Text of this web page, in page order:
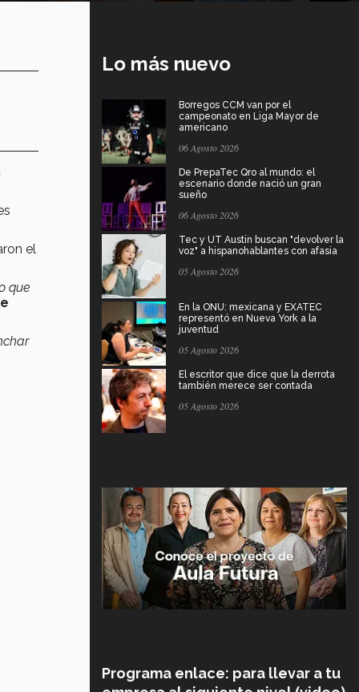
el
que
Lo más nuevo
Borregos CCM van por el
campeonato en Liga Mayor de
americano
06 Agosto 2026
De PrepaTec Qro al mundo: el
escenario donde nació un gran
sueño
06 Agosto 2026
Tec y UT Austin buscan "devolver la
voz" a hispanohablantes con afasia
05 Agosto 2026
En la ONU: mexicana y EXATEC
representó en Nueva York a la
juventud
05 Agosto 2026
El escritor que dice que la derrota
también merece ser contada
05 Agosto 2026
Programa enlace: para llevar a tu